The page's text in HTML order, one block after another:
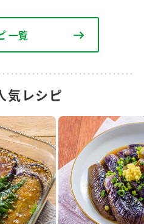
一覧
気レシピ